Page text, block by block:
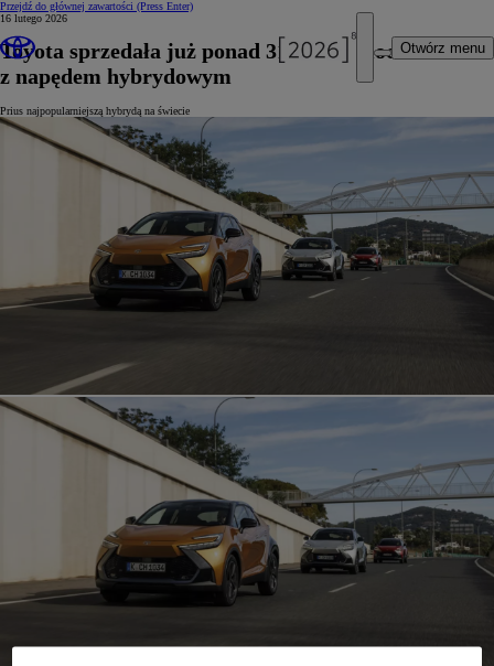
Przejdź do głównej zawartości (Press Enter)
Otwórz menu
16 lutego 2026
Toyota sprzedała już ponad 31 mln samochodów
z napędem hybrydowym
Prius najpopularniejszą hybrydą na świecie